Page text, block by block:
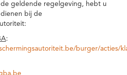
geldende regelgeving, hebt u
bij de
:
burger/acties/